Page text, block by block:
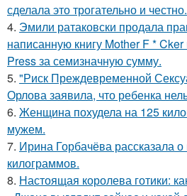
сделала это трогательно и честно.
4. Эмили ратаковски продала
написанную книгу Mother F *
Press за семизначную сумму.
5. "Риск Преждевременной
Орлова заявила, что ребенка
6. Женщина похудела на 125
мужем.
7. Ирина Горбачёва рассказала
килограммов.
8. Настоящая королева готики: